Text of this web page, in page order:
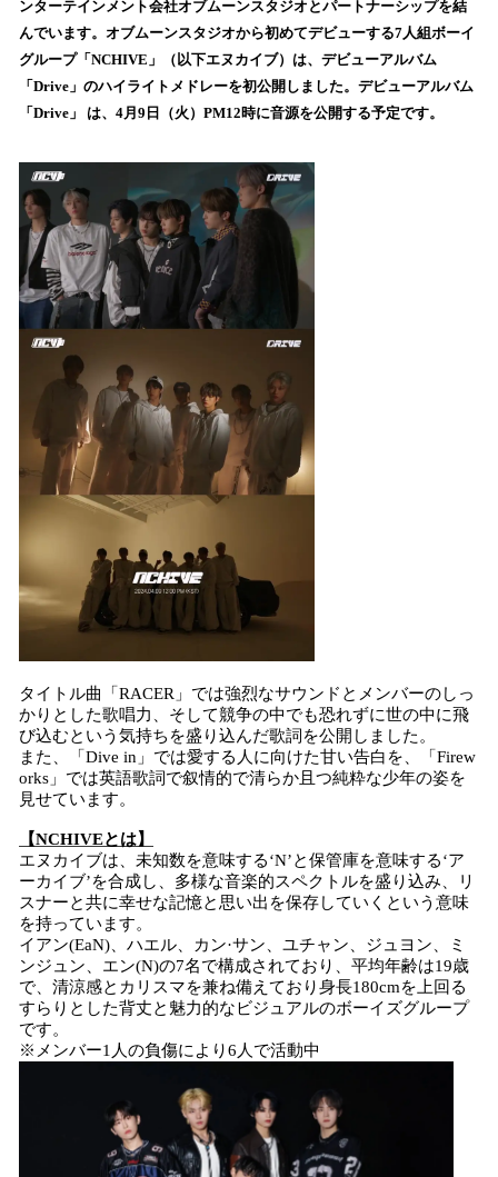
を
読
込
み
で
す
ンターテインメント会社オブムーンスタジオとパートナーシップを結
んでいます。オブムーンスタジオから初めてデビューする7人組ボーイ
グループ「NCHIVE」（以下エヌカイブ）は、デビューアルバム
「Drive」のハイライトメドレーを初公開しました。デビューアルバム
「Drive」 は、4月9日（火）PM12時に音源を公開する予定です。
タイトル曲「RACER」では強烈なサウンドとメンバーのしっ
かりとした歌唱力、そして競争の中でも恐れずに世の中に飛
び込むという気持ちを盛り込んだ歌詞を公開しました。
また、「Dive in」では愛する人に向けた甘い告白を、「Firew
orks」では英語歌詞で叙情的で清らか且つ純粋な少年の姿を
見せています。
【NCHIVEとは】
エヌカイブは、未知数を意味する‘N’と保管庫を意味する‘ア
ーカイブ’を合成し、多様な音楽的スペクトルを盛り込み、リ
スナーと共に幸せな記憶と思い出を保存していくという意味
を持っています。
イアン(EaN)、ハエル、カン·サン、ユチャン、ジュヨン、ミ
ンジュン、エン(N)の7名で構成されており、平均年齢は19歳
で、清涼感とカリスマを兼ね備えており身長180cmを上回る
すらりとした背丈と魅力的なビジュアルのボーイズグループ
です。
※メンバー1人の負傷により6人で活動中